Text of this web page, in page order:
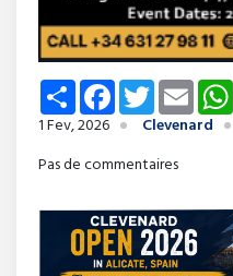
Share FacebookTwitterEmail
1 Fev, 2026
Clevenard
Pas de commentaires